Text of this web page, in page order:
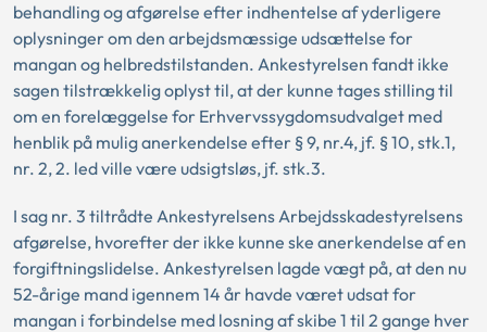
behandling og afgørelse efter indhentelse af yderligere
oplysninger om den arbejdsmæssige udsættelse for
mangan og helbredstilstanden. Ankestyrelsen fandt ikke
sagen tilstrækkelig oplyst til, at der kunne tages stilling til
om en forelæggelse for Erhvervssygdomsudvalget med
henblik på mulig anerkendelse efter § 9, nr.4, jf. § 10, stk.1,
nr. 2, 2. led ville være udsigtsløs, jf. stk.3.
I sag nr. 3 tiltrådte Ankestyrelsens Arbejdsskadestyrelsens
afgørelse, hvorefter der ikke kunne ske anerkendelse af en
forgiftningslidelse. Ankestyrelsen lagde vægt på, at den nu
52-årige mand igennem 14 år havde været udsat for
mangan i forbindelse med losning af skibe 1 til 2 gange hver